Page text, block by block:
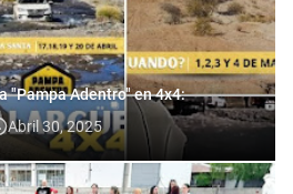
"Pampa Adentro" en 4x4:
Abril 30, 2025